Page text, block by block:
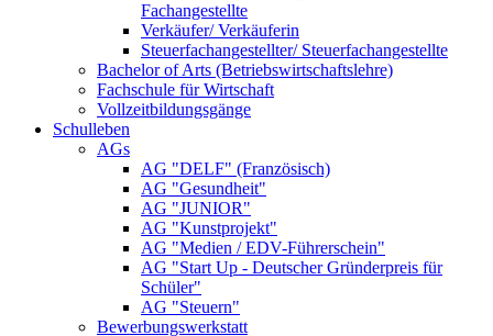
Fachangestellte
Verkäufer/ Verkäuferin
Steuerfachangestellter/ Steuerfachangestellte
Bachelor of Arts (Betriebswirtschaftslehre)
Fachschule für Wirtschaft
Vollzeitbildungsgänge
Schulleben
AGs
AG "DELF" (Französisch)
AG "Gesundheit"
AG "JUNIOR"
AG "Kunstprojekt"
AG "Medien / EDV-Führerschein"
AG "Start Up - Deutscher Gründerpreis für
Schüler"
AG "Steuern"
Bewerbungswerkstatt